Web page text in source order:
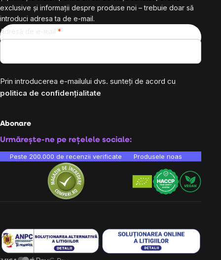
exclusive și informații despre produse noi – trebuie doar să
introduci adresa ta de e-mail.
Adresă de e-mail
Prin introducerea e-mailului dvs. sunteți de acord cu
politica de confidențialitate
Abonare
Urmărește-ne pe rețelele sociale:
Peste 200.000 de recenzii verificate Produsele noastre sunt